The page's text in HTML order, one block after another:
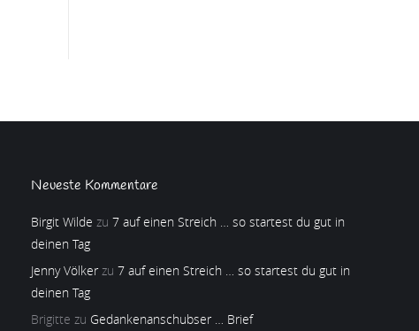
Neueste Kommentare
Birgit Wilde zu7 auf einen Streich … so startest du gut in
deinen Tag
Jenny Völkerzu7 auf einen Streich … so startest du gut in
deinen Tag
Brigitte zu Gedankenanschubser … Brief